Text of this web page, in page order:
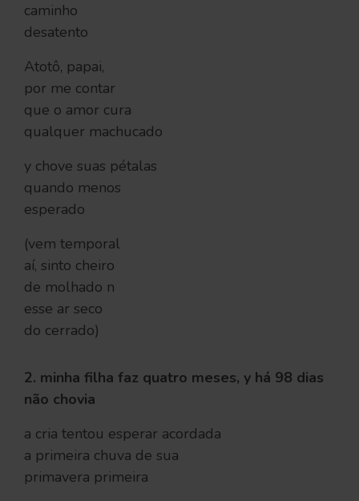
caminho
desatento
Atotô, papai,
por me contar
que o amor cura
qualquer machucado
y chove suas pétalas
quando menos
esperado
(vem temporal
aí, sinto cheiro
de molhado n
esse ar seco
do cerrado)
2. minha filha faz quatro meses, y há 98 dias
não chovia
a cria tentou esperar acordada
a primeira chuva de sua
primavera primeira